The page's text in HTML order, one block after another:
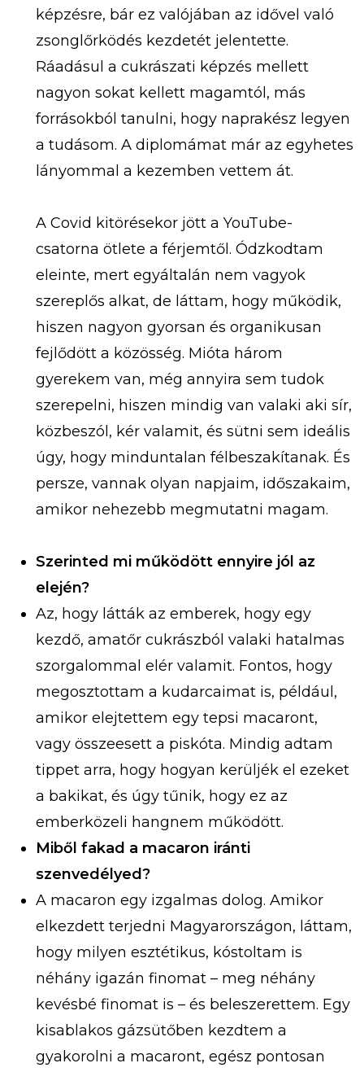
képzésre, bár ez valójában az idővel való
zsonglőrködés kezdetét jelentette.
Ráadásul a cukrászati képzés mellett
nagyon sokat kellett magamtól, más
forrásokból tanulni, hogy naprakész legyen
a tudásom. A diplomámat már az egyhetes
lányommal a kezemben vettem át.
A Covid kitörésekor jött a YouTube-
csatorna ötlete a férjemtől. Ódzkodtam
eleinte, mert egyáltalán nem vagyok
szereplős alkat, de láttam, hogy működik,
hiszen nagyon gyorsan és organikusan
fejlődött a közösség. Mióta három
gyerekem van, még annyira sem tudok
szerepelni, hiszen mindig van valaki aki sír,
közbeszól, kér valamit, és sütni sem ideális
úgy, hogy minduntalan félbeszakítanak. És
persze, vannak olyan napjaim, időszakaim,
amikor nehezebb megmutatni magam.
Szerinted mi működött ennyire jól az
elején?
Az, hogy látták az emberek, hogy egy
kezdő, amatőr cukrászból valaki hatalmas
szorgalommal elér valamit. Fontos, hogy
megosztottam a kudarcaimat is, például,
amikor elejtettem egy tepsi macaront,
vagy összeesett a piskóta. Mindig adtam
tippet arra, hogy hogyan kerüljék el ezeket
a bakikat, és úgy tűnik, hogy ez az
emberközeli hangnem működött.
Miből fakad a macaron iránti
szenvedélyed?
A macaron egy izgalmas dolog. Amikor
elkezdett terjedni Magyarországon, láttam,
hogy milyen esztétikus, kóstoltam is
néhány igazán finomat – meg néhány
kevésbé finomat is – és beleszerettem. Egy
kisablakos gázsütőben kezdtem a
gyakorolni a macaront, egész pontosan